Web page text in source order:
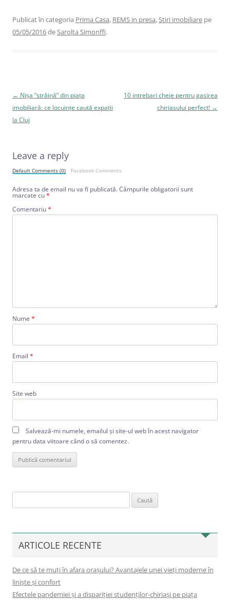
Publicat în categoria Prima Casa, REMS in presa,Stiri imobiliare pe
05/05/2016deSarolta Simonffi.
Navigare
în
articole
← Nişa “străină” din piaţa
imobiliară: ce locuinţe caută expaţii
la Cluj
10 intrebari cheie pentru gasirea
chiriasului perfect! →
Leave a reply
Default Comments (0) Facebook Comments
Adresa ta de email nu va fi publicată.Câmpurile obligatorii sunt
marcate cu*
Comentariu*
Nume *
Email *
Site web
Salvează-mi numele, emailul și site-ul web în acest navigator
pentru data viitoare când o să comentez.
după:
ARTICOLE RECENTE
De ce să te muți în afara orașului? Avantajele unei vieți moderne în
liniște și confort
Efectele pandemiei și a dispariției studenților-chiriași pe piața